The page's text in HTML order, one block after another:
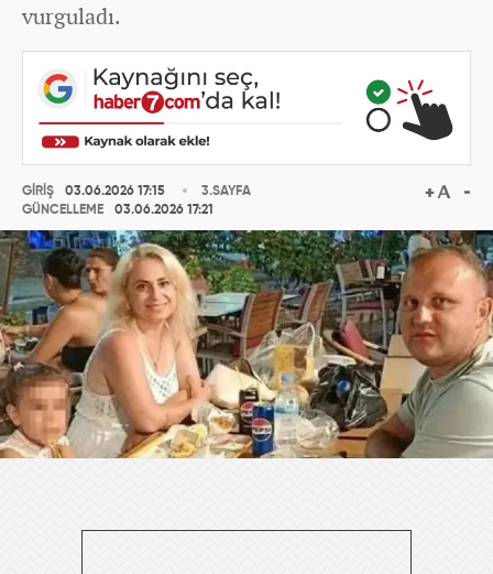
vurguladı.
GİRİŞ
03.06.2026 17:15
GÜNCELLEME
03.06.2026 17:21
3.SAYFA